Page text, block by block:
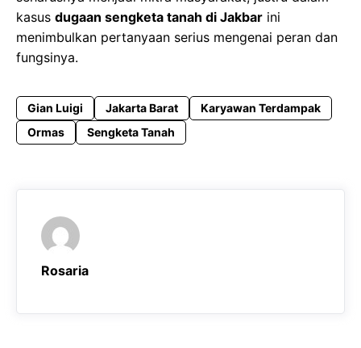
kasus dugaan sengketa tanah di Jakbar ini
menimbulkan pertanyaan serius mengenai peran dan
fungsinya.
Gian Luigi Jakarta Barat
Karyawan Terdampak
Ormas
Sengketa Tanah
Rosaria